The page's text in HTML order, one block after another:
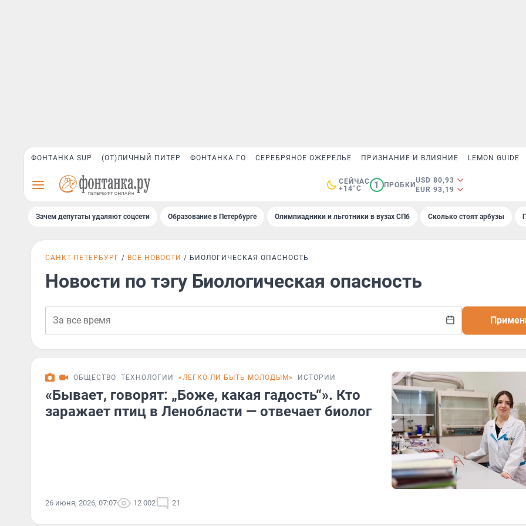
ФОНТАНКА SUP (ОТ)ЛИЧНЫЙ ПИТЕР ФОНТАНКА ГО СЕРЕБРЯНОЕ ОЖЕРЕЛЬЕ ПРИЗНАНИЕ И ВЛИЯНИЕ LEMON GUIDE
СЕЙЧАС
+14°C
1 ПРОБКИ
USD 80,93
EUR 93,19
Зачем депутаты удаляют соцсети Образование в Петербурге Олимпиадники и льготники в вузах СПб Сколько стоят арбузы
САНКТ-ПЕТЕРБУРГ ВСЕ НОВОСТИ БИОЛОГИЧЕСКАЯ ОПАСНОСТЬ
Новости по тэгу Биологическая опасность
ОБЩЕСТВО ТЕХНОЛОГИИ «ЛЕГКО ЛИ БЫТЬ МОЛОДЫМ» ИСТОРИИ
«Бывает, говорят: „Боже, какая гадость“». Кто
заражает птиц в Ленобласти — отвечает биолог
26 июня, 2026, 07:07 12 002 21